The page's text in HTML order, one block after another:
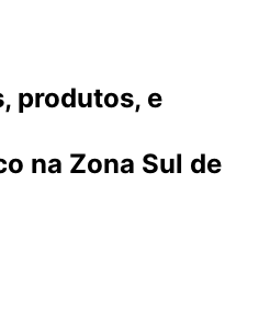
produtos, e
na Zona Sul de